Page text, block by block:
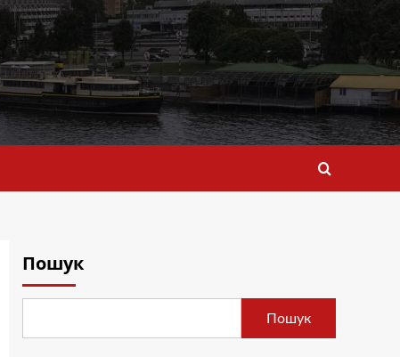
Пошук
Пошук